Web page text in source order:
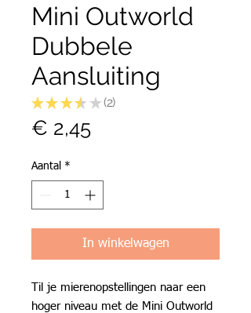
Mini Outworld
Dubbele
Aansluiting
★ ★ ★ ★ ★ 2
2
€ 2,45Prijs
Aantal *
In winkelwagen
Til je mierenopstellingen naar een
hoger niveau met de Mini Outworld